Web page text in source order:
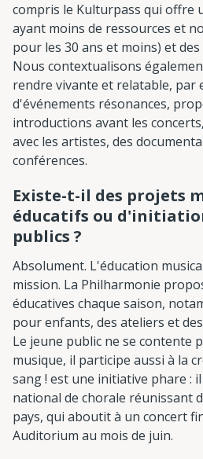
compris le Kulturpass qui offre
ayant moins de ressources et
pour les 30 ans et moins) et
Nous contextualisons
rendre vivante et relatable, par
d'événements résonances,
introductions avant les
avec les artistes, des
conférences.
Existe-t-il des projets
éducatifs ou
publics ?
Absolument. L'éducation
mission. La Philharmonie
éducatives chaque saison,
pour enfants, des ateliers et
Le jeune public ne se contente
musique, il participe aussi à la
sang ! est une initiative phare :
national de chorale réunissant
pays, qui aboutit à un concert
Auditorium au mois de juin.